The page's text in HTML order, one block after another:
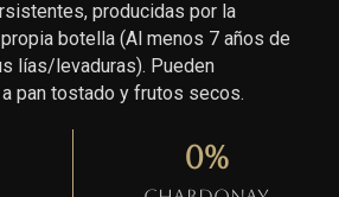
producidas por la
botella (Al menos 7 años de
lías/levaduras). Pueden
pan tostado y frutos secos.
0%